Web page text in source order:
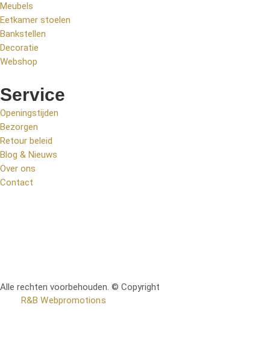
Meubels
Eetkamer stoelen
Bankstellen
Decoratie
Webshop
Service
Openingstijden
Bezorgen
Retour beleid
Blog & Nieuws
Over ons
Contact
Alle rechten voorbehouden. © Copyright
R&B Webpromotions